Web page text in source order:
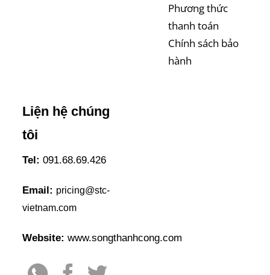
Phương thức
thanh toán
Chính sách bảo
hành
Liện hệ chúng
tôi
Tel: 091.68.69.426
Email: pricing@stc-
vietnam.com
Website:www.songthanhcong.com